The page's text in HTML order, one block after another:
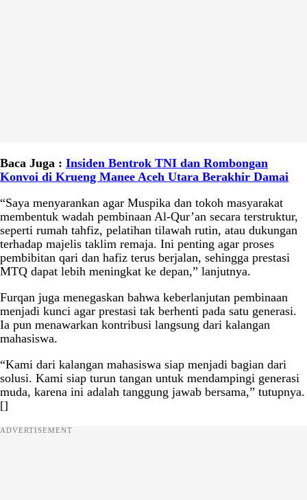
Baca Juga : Insiden Bentrok TNI dan Rombongan
Konvoi di Krueng Manee Aceh Utara Berakhir Damai
“Saya menyarankan agar Muspika dan tokoh masyarakat
membentuk wadah pembinaan Al-Qur’an secara terstruktur,
seperti rumah tahfiz, pelatihan tilawah rutin, atau dukungan
terhadap majelis taklim remaja. Ini penting agar proses
pembibitan qari dan hafiz terus berjalan, sehingga prestasi
MTQ dapat lebih meningkat ke depan,” lanjutnya.
Furqan juga menegaskan bahwa keberlanjutan pembinaan
menjadi kunci agar prestasi tak berhenti pada satu generasi.
Ia pun menawarkan kontribusi langsung dari kalangan
mahasiswa.
“Kami dari kalangan mahasiswa siap menjadi bagian dari
solusi. Kami siap turun tangan untuk mendampingi generasi
muda, karena ini adalah tanggung jawab bersama,” tutupnya.
[]
ADVERTISEMENT